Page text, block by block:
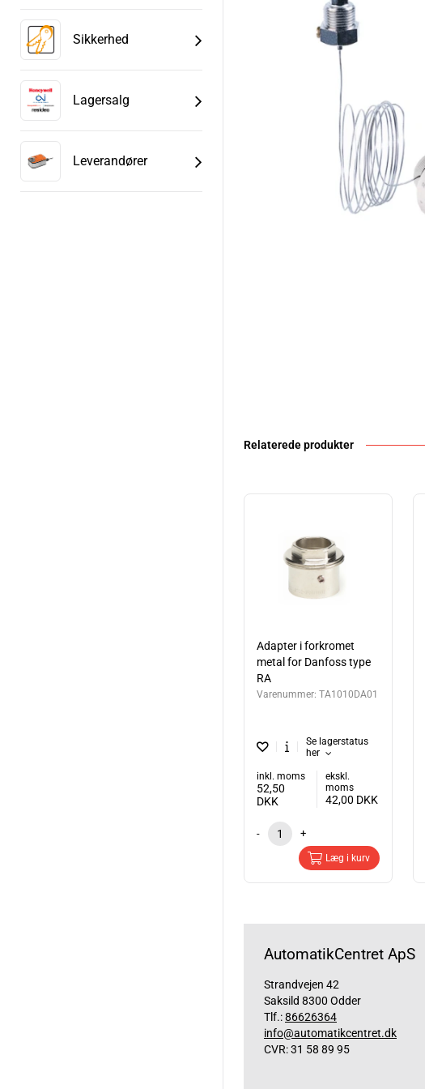
Sikkerhed
Lagersalg
Leverandører
Relaterede produkter
Adapter i forkromet
metal for Danfoss type
RA
Varenummer: TA1010DA01
Se lagerstatus
her
inkl. moms
52,50
DKK
ekskl.
moms
42,00 DKK
- +
Læg i kurv
AutomatikCentret ApS
Strandvejen 42
Saksild 8300 Odder
Tlf.:86626364
info@automatikcentret.dk
CVR: 31 58 89 95